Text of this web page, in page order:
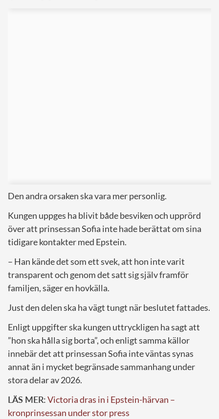
Den andra orsaken ska vara mer personlig.
Kungen uppges ha blivit både besviken och upprörd
över att prinsessan Sofia inte hade berättat om sina
tidigare kontakter med Epstein.
– Han kände det som ett svek, att hon inte varit
transparent och genom det satt sig själv framför
familjen, säger en hovkälla.
Just den delen ska ha vägt tungt när beslutet fattades.
Enligt uppgifter ska kungen uttryckligen ha sagt att
”hon ska hålla sig borta”, och enligt samma källor
innebär det att prinsessan Sofia inte väntas synas
annat än i mycket begränsade sammanhang under
stora delar av 2026.
LÄS MER:Victoria dras in i Epstein-härvan –
kronprinsessan under stor press